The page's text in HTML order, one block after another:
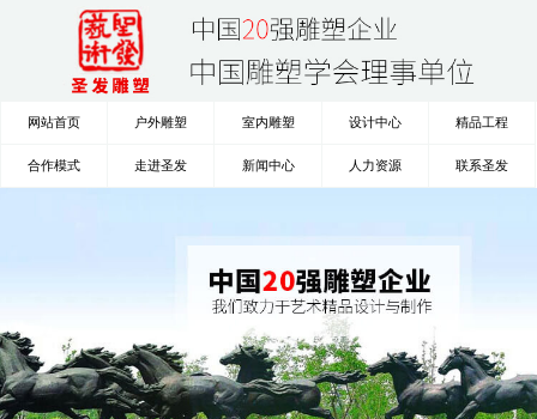
网站首页 户外雕塑 室内雕塑 设计中心 精品工程
合作模式 走进圣发 新闻中心 人力资源 联系圣发